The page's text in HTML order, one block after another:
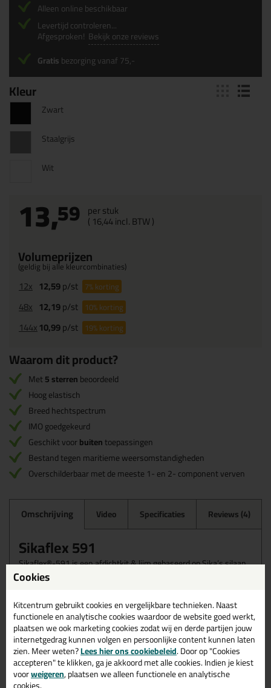
Kleur
Zwart
Staalgrijs
Wit
13,59 per stuk
( 16,44incl. BTW )
Volumeprijzen
(geldig bij alle kleurcombinaties)
12x 12,59p/st 7%korting
48x 12,19p/st 10%korting
144x10,99p/st 19%korting
Alleen online beschikbaar
Levertijd controleren...
Afgesproken! Bekijk onze reviews
Gratisbezorging vanaf 75,-
Waarom dit product?
Met5 sterrenbeoordeeld
Hoog elastisch
Breed hechtspectrum
IMO goedgekeurd
Geschikt voorbuitentoepassingen
Bestand tegen maritieme weersomstandigheden
Overschilderbaar met de meeste 1- en 2- component verven
Omschrijving Video Specificaties Reviews (4)
Sikaflex 591
Sikaflex®-591 is een afdichtkit & lijm gebaseerd op Sika’s silaan
gemodificeerde polymeer technologie. Door zijn excellente
weerstand tegen zware maritieme weersomstandigheden heeft
overstijgt de gebruikelijke milieu- en veiligheidsstandaarden en
vestigt daarmee een nieuwe norm vanuit ecologisch oogpunt.
Sikaflex®-591 voldoet aan de lage vlamverspreidingseisen (FTP
Code Part 5) bepaald door de International Maritime Organisation
(IMO)
Wanneer gebruik je de Sikaflex 591?
Cookies
Kitcentrum gebruikt cookies en vergelijkbare technieken. Naast
functionele en analytische cookies waardoor de website goed werkt,
plaatsen we ook marketing cookies zodat wij en derde partijen jouw
internetgedrag kunnen volgen en persoonlijke content kunnen laten
zien. Meer weten?Lees hier ons cookiebeleid. Door op "Cookies
accepteren" te klikken, ga je akkoord met alle cookies. Indien je kiest
voorweigeren, plaatsen we alleen functionele en analytische